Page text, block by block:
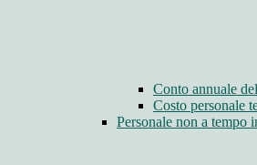
Conto annuale
Costo personale
Personale non a tempo